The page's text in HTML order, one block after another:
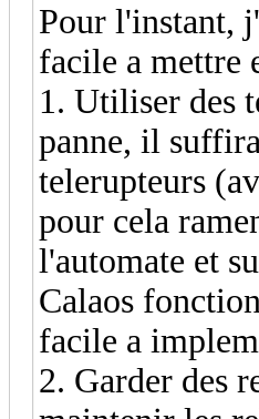
Pour l'instant,
facile a mettre
1. Utiliser des
panne, il
telerupteurs
pour cela
l'automate et
Calaos
facile a
2. Garder des